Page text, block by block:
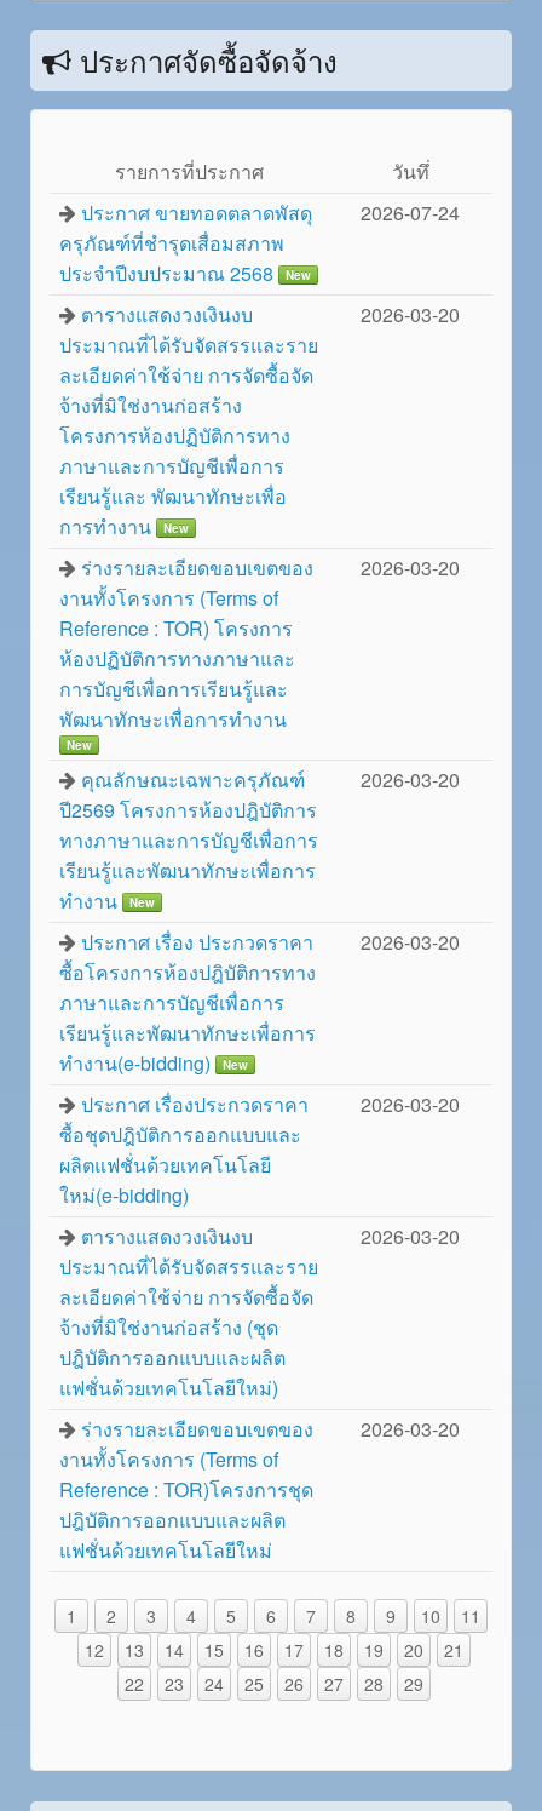
ประกาศจัดซื้อจัดจ้าง
รายการที่ประกาศ
วันทึ่
ประกาศ ขายทอดตลาดพัสดุ
ครุภัณฑ์ที่ชำรุดเสื่อมสภาพ
ประจำปีงบประมาณ 2568
New
2026-07-24
ตารางแสดงวงเงินงบ
ประมาณที่ได้รับจัดสรรและราย
ละเอียดค่าใช้จ่าย การจัดซื้อจัด
จ้างที่มิใช่งานก่อสร้าง
โครงการห้องปฏิบัติการทาง
ภาษาและการบัญชีเพื่อการ
เรียนรู้และ พัฒนาทักษะเพื่อ
การทำงาน
New
2026-03-20
ร่างรายละเอียดขอบเขตของ
งานทั้งโครงการ (Terms of
Reference : TOR) โครงการ
ห้องปฏิบัติการทางภาษาและ
การบัญชีเพื่อการเรียนรู้และ
พัฒนาทักษะเพื่อการทำงาน
New
2026-03-20
คุณลักษณะเฉพาะครุภัณฑ์
ปี2569 โครงการห้องปฎิบัติการ
ทางภาษาและการบัญชีเพื่อการ
เรียนรู้และพัฒนาทักษะเพื่อการ
ทำงาน
New
2026-03-20
ประกาศ เรื่อง ประกวดราคา
ซื้อโครงการห้องปฎิบัติการทาง
ภาษาและการบัญชีเพื่อการ
เรียนรู้และพัฒนาทักษะเพื่อการ
ทำงาน(e-bidding)
New
2026-03-20
ประกาศ เรื่องประกวดราคา
ซื้อชุดปฎิบัติการออกแบบและ
ผลิตแฟชั่นด้วยเทคโนโลยี
ใหม่(e-bidding)
2026-03-20
ตารางแสดงวงเงินงบ
ประมาณที่ได้รับจัดสรรและราย
ละเอียดค่าใช้จ่าย การจัดซื้อจัด
จ้างที่มิใช่งานก่อสร้าง (ชุด
ปฎิบัติการออกแบบและผลิต
แฟชั่นด้วยเทคโนโลยีใหม่)
2026-03-20
ร่างรายละเอียดขอบเขตของ
งานทั้งโครงการ (Terms of
Reference : TOR)โครงการชุด
ปฎิบัติการออกแบบและผลิต
แฟชั่นด้วยเทคโนโลยีใหม่
2026-03-20
1 2 3 4 5 6 7 8 9 10
11
12
13 14 15 16 17 18 19 20
21
22
23 24 25 26 27 28 29